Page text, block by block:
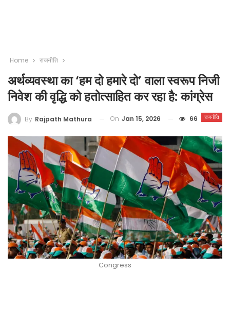
Home राजनीति
अर्थव्यवस्था का ‘हम दो हमारे दो’ वाला स्वरूप निजी
निवेश की वृद्धि को हतोत्साहित कर रहा है: कांग्रेस
राजनीति
By Rajpath Mathura On Jan 15, 2026 66
Congress